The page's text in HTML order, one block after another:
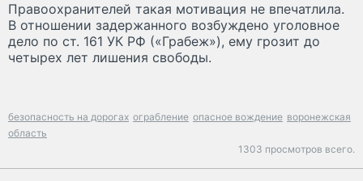
Правоохранителей такая мотивация не впечатлила.
В отношении задержанного возбуждено уголовное
дело по ст. 161 УК РФ («Грабеж»), ему грозит до
четырех лет лишения свободы.
безопасность на дорогах ограбление опасное вождение воронежская
область
1303 просмотров всего.